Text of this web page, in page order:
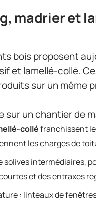
madrier et
bois proposent
et lamellé-collé.
sur un même
un chantier de
colléfranchissent
les charges de
solives intermédiaires,
et des entraxes
: linteaux de